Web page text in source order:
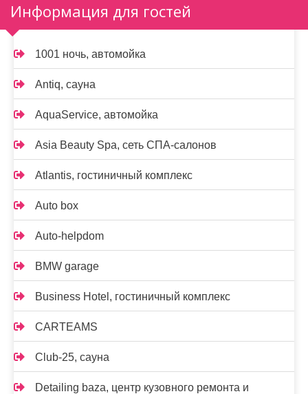
Информация для гостей
1001 ночь, автомойка
Antiq, сауна
AquaService, автомойка
Asia Beauty Spa, сеть СПА-салонов
Atlantis, гостиничный комплекс
Auto box
Auto-helpdom
BMW garage
Business Hotel, гостиничный комплекс
CARTEAMS
Club-25, сауна
Detailing baza, центр кузовного ремонта и